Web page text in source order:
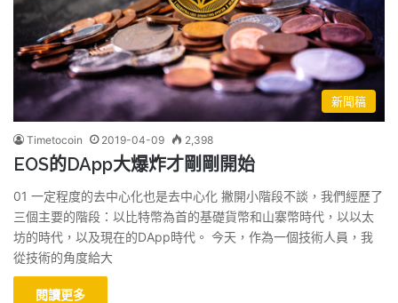
新聞稿
Timetocoin 2019-04-09 2,398
EOS的DApp大爆炸才剛剛開始
01 一定程度的去中心化也是去中心化 撇開小階段不談，我們經歷了
三個主要的階段：以比特幣為首的基礎貨幣和山寨幣時代，以以太
坊的時代，以及現在的DApp時代。 今天，作為一個技術人員，我
從技術的角度給大
閱讀更多